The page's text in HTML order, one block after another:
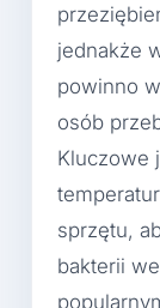
jednakże
powinno
osób
Kluczowe
sprzętu,
bakterii